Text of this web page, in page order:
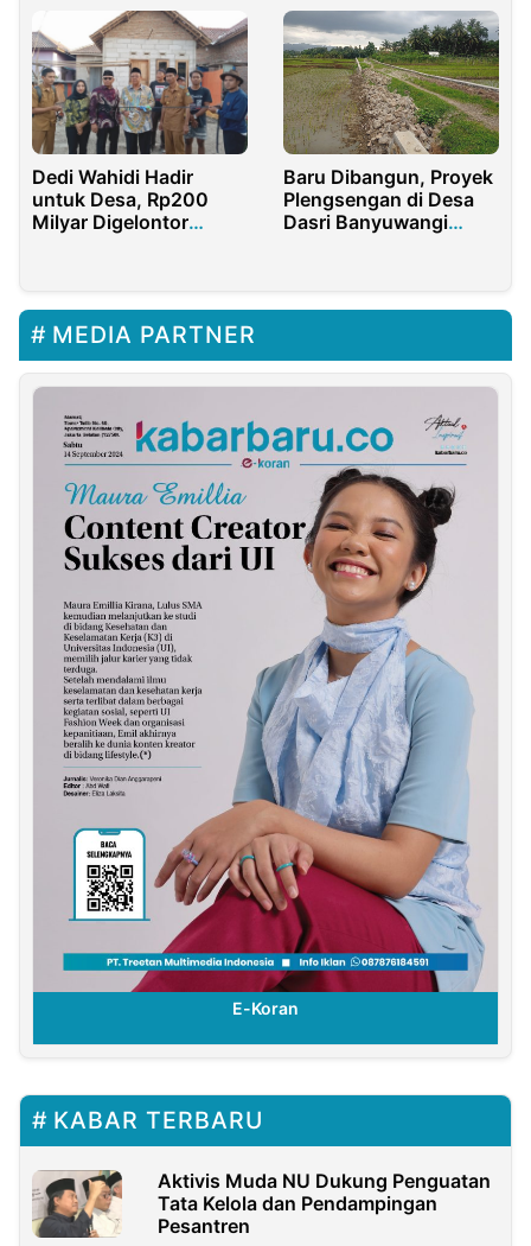
Dedi Wahidi Hadir
untuk Desa, Rp200
Milyar Digelontor
Baru Dibangun, Proyek
Plengsengan di Desa
Dasri Banyuwangi
MEDIA PARTNER
E-Koran
KABAR TERBARU
Aktivis Muda NU Dukung Penguatan
Tata Kelola dan Pendampingan
Pesantren